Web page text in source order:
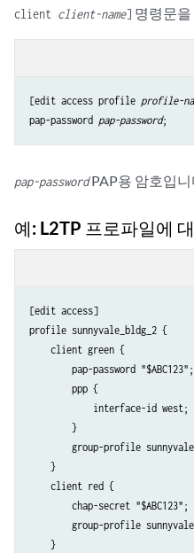
client client-name] 명령문
[edit access profile profile-
pap-password pap-password
pap-passwordPAP용 암호입니
예: L2TP 프로파일에
[edit access]
profile sunnyvale_bldg_2 {
    client green {
        pap-password "$ABC123";
        ppp {
            interface-id west;
        }
group-profile
    }
    client red {
        chap-secret "$ABC123";
group-profile
    }